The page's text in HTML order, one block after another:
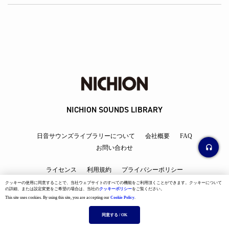
クッキーの使用に同意することで、当社ウェブサイトのすべての機能をご利用頂くことができます。クッキーについて
の詳細、または設定変更をご希望の場合は、当社のクッキーポリシーをご覧ください。
This site uses cookies. By using this site, you are accepting our Cookie Policy.
同意する / OK
NICHION SOUNDS LIBRARY
日音サウンズライブラリーについて 会社概要
FAQ
お問い合わせ
ライセンス 利用規約
プライバシーポリシー
クッキーポリシー
日音作家 Youtubeチャンネル